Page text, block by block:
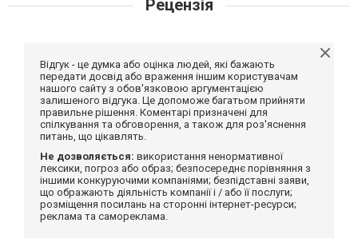
Рецензія
Відгук - це думка або оцінка людей, які бажають
передати досвід або враження іншим користувачам
нашого сайту з обов'язковою аргументацією
залишеного відгука. Це допоможе багатьом прийняти
правильне рішення. Коментарі призначені для
спілкування та обговорення, а також для роз'яснення
питань, що цікавлять.
Не дозволяється: використання ненормативної
лексики, погроз або образ; безпосереднє порівняння з
іншими конкуруючими компаніями; безпідставні заяви,
що ображають діяльність компанії і / або її послуги;
розміщення посилань на сторонні інтернет-ресурси;
реклама та самореклама.